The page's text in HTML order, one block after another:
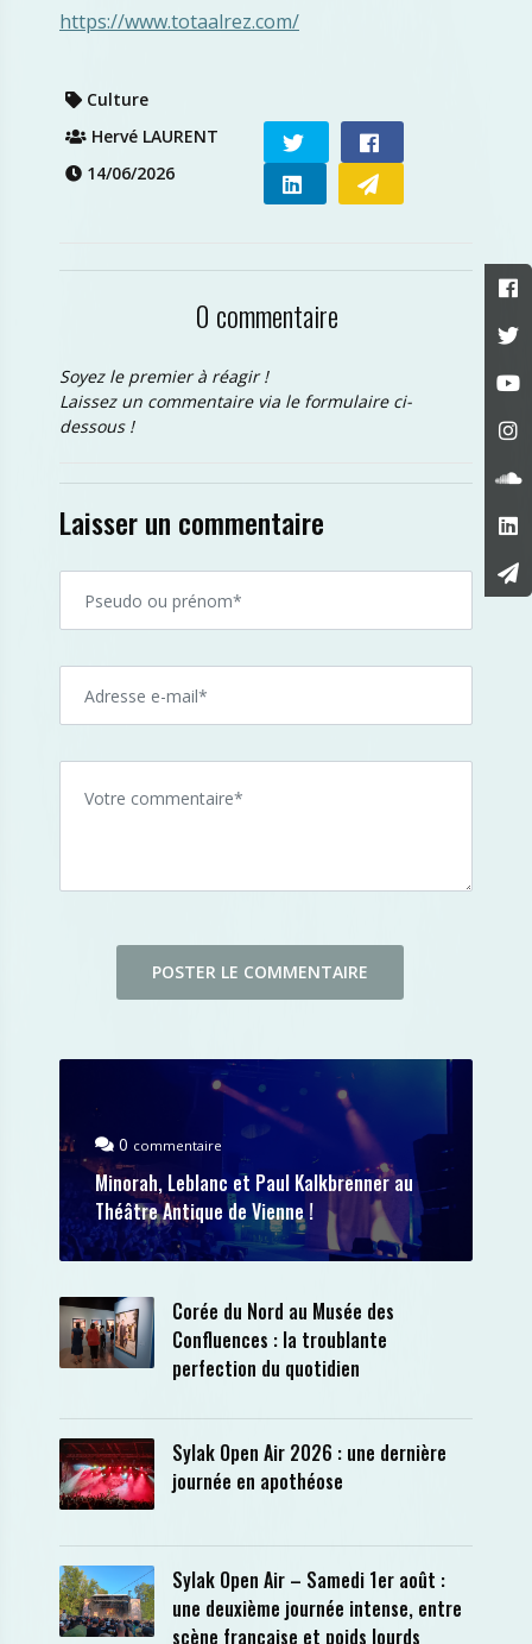
https://www.totaalrez.com/
Culture
Hervé LAURENT
14/06/2026
0 commentaire
Soyez le premier à réagir !
Laissez un commentaire via le formulaire ci-
dessous !
Laisser un commentaire
0 commentaire
Minorah, Leblanc et Paul Kalkbrenner au
Théâtre Antique de Vienne !
Corée du Nord au Musée des
Confluences : la troublante
perfection du quotidien
Sylak Open Air 2026 : une dernière
journée en apothéose
Sylak Open Air – Samedi 1er août :
une deuxième journée intense, entre
scène française et poids lourds